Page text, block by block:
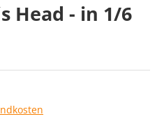
Head - in 1/6